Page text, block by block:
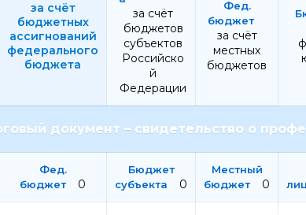
за счёт
бюджетных
ассигнований
федерального
бюджета
за счёт
бюджетов
субъектов
Российско
й
Федерации
за счёт
местных
бюджетов
документ – свидетельство о
0 0 0